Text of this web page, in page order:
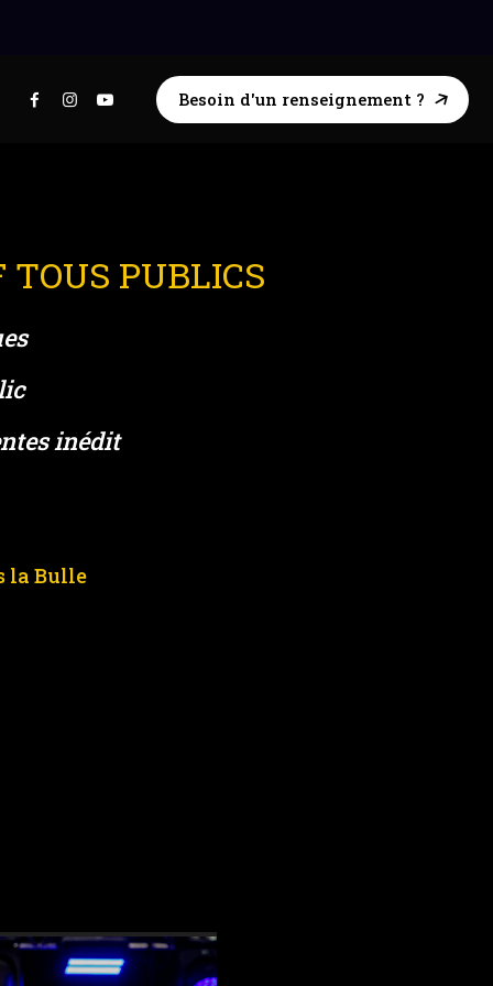
Besoin d'un renseignement ?
TOUS PUBLICS
inédit
la Bulle